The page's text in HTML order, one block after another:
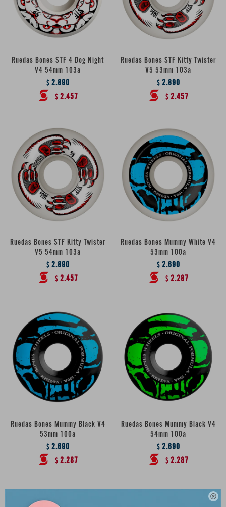

Ruedas Bones STF 4 Dog Night
V4 54mm 103a
$ 2.890
$ 2.457
Ruedas Bones STF Kitty Twister
V5 53mm 103a
$ 2.890
$ 2.457
Ruedas Bones STF Kitty Twister
V5 54mm 103a
$ 2.890
$ 2.457
Ruedas Bones Mummy White V4
53mm 100a
$ 2.690
$ 2.287
Ruedas Bones Mummy Black V4
53mm 100a
$ 2.690
$ 2.287
Ruedas Bones Mummy Black V4
54mm 100a
$ 2.690
$ 2.287